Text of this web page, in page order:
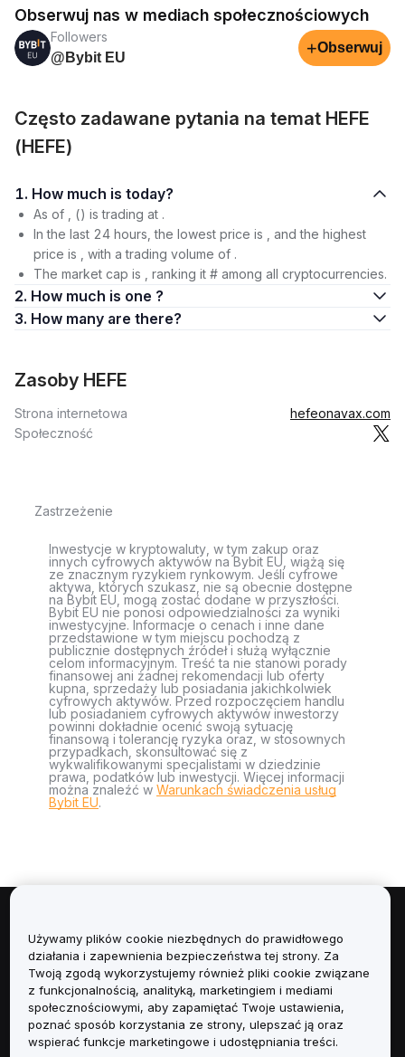
Obserwuj nas w mediach społecznościowych
Followers
@Bybit EU
+Obserwuj
Często zadawane pytania na temat HEFE
(HEFE)
1. How much is today?
As of , () is trading at .
In the last 24 hours, the lowest price is , and the highest
price is , with a trading volume of .
The market cap is , ranking it # among all cryptocurrencies.
2. How much is one ?
3. How many are there?
Zasoby HEFE
Strona internetowa
hefeonavax.com
Społeczność
Zastrzeżenie
Inwestycje w kryptowaluty, w tym zakup oraz
innych cyfrowych aktywów na Bybit EU, wiążą się
ze znacznym ryzykiem rynkowym. Jeśli cyfrowe
aktywa, których szukasz, nie są obecnie dostępne
na Bybit EU, mogą zostać dodane w przyszłości.
Bybit EU nie ponosi odpowiedzialności za wyniki
inwestycyjne. Informacje o cenach i inne dane
przedstawione w tym miejscu pochodzą z
publicznie dostępnych źródeł i służą wyłącznie
celom informacyjnym. Treść ta nie stanowi porady
finansowej ani żadnej rekomendacji lub oferty
kupna, sprzedaży lub posiadania jakichkolwiek
cyfrowych aktywów. Przed rozpoczęciem handlu
lub posiadaniem cyfrowych aktywów inwestorzy
powinni dokładnie ocenić swoją sytuację
finansową i tolerancję ryzyka oraz, w stosownych
przypadkach, skonsultować się z
wykwalifikowanymi specjalistami w dziedzinie
prawa, podatków lub inwestycji. Więcej informacji
można znaleźć w Warunkach świadczenia usług
Bybit EU.
Informacje
Usługi
Obsługa Klienta
Używamy plików cookie niezbędnych do prawidłowego
działania i zapewnienia bezpieczeństwa tej strony. Za
Twoją zgodą wykorzystujemy również pliki cookie związane
z funkcjonalnością, analityką, marketingiem i mediami
społecznościowymi, aby zapamiętać Twoje ustawienia,
poznać sposób korzystania ze strony, ulepszać ją oraz
wspierać funkcje marketingowe i udostępniania treści.